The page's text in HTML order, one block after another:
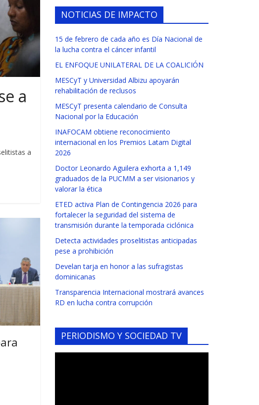
a
a
NOTICIAS DE IMPACTO
15 de febrero de cada año es Día Nacional de
la lucha contra el cáncer infantil
EL ENFOQUE UNILATERAL DE LA COALICIÓN
MESCyT y Universidad Albizu apoyarán
rehabilitación de reclusos
MESCyT presenta calendario de Consulta
Nacional por la Educación
INAFOCAM obtiene reconocimiento
internacional en los Premios Latam Digital
2026
Doctor Leonardo Aguilera exhorta a 1,149
graduados de la PUCMM a ser visionarios y
valorar la ética
ETED activa Plan de Contingencia 2026 para
fortalecer la seguridad del sistema de
transmisión durante la temporada ciclónica
Detecta actividades proselitistas anticipadas
pese a prohibición
Develan tarja en honor a las sufragistas
dominicanas
Transparencia Internacional mostrará avances
RD en lucha contra corrupción
PERIODISMO Y SOCIEDAD TV